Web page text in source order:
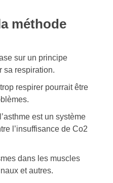
méthode
sur un principe
sa respiration.
respirer pourrait être
est un système
l’insuffisance de Co2
dans les muscles
et autres.